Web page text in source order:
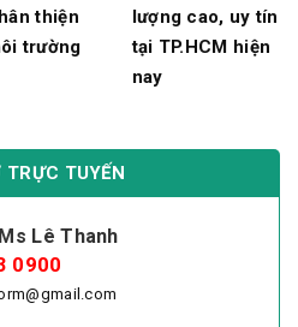
thiện
trường
lượng cao, uy tín
tại TP.HCM hiện
nay
TRỰC TUYẾN
Lê Thanh
0900